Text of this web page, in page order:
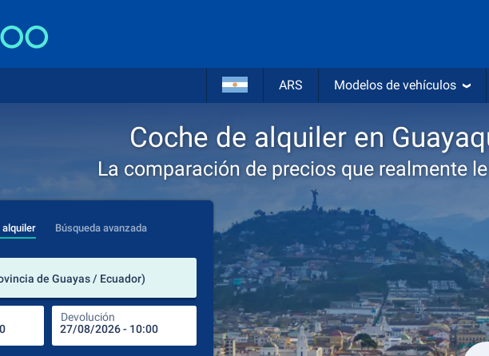
ARS Modelos de vehículos
Coche de alquiler en
La comparación de precios que realmente
alquiler Búsqueda avanzada
de Guayas / Ecuador)
Devolución
lugar de alquiler
Lugar de devolución